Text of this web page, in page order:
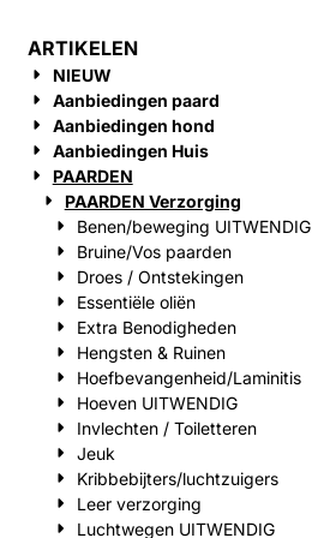
ARTIKELEN
NIEUW
Aanbiedingen paard
Aanbiedingen hond
Aanbiedingen Huis
PAARDEN
PAARDEN Verzorging
Benen/beweging UITWENDIG
Bruine/Vos paarden
Droes / Ontstekingen
Essentiële oliën
Extra Benodigheden
Hengsten & Ruinen
Hoefbevangenheid/Laminitis
Hoeven UITWENDIG
Invlechten / Toiletteren
Jeuk
Kribbebijters/luchtzuigers
Leer verzorging
Luchtwegen UITWENDIG